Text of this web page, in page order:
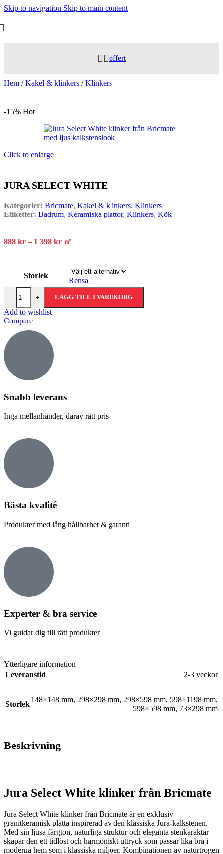
Skip to navigation Skip to main content
offert
Hem / Kakel & klinkers / Klinkers
-15% Hot
Click to enlarge
JURA SELECT WHITE
Kategorier: Bricmate, Kakel & klinkers, Klinkers
Etiketter: Badrum, Keramiska plattor, Klinkers, Kök
888 kr – 1 398 kr ㎡
Storlek
Rensa
- + LÄGG TILL I VARUKORG
Add to wishlist
Compare
Snabb leverans​
Inga mellanhänder, därav rätt pris
Bästa kvalité
Produkter med lång hållbarhet & garanti
Experter & bra service
Vi guidar dig till rätt produkter
Ytterligare information
Leveranstid
2-3 veckor
Storlek
148×148 mm, 298×298 mm, 298×598 mm, 598×1198 mm,
598×598 mm, 73×298 mm
Beskrivning
Jura Select White klinker från Bricmate
Jura Select White klinker från Bricmate är en exklusiv
granitkeramisk platta inspirerad av den klassiska Jura-kalkstenen.
Med sin ljusa färgton, naturliga struktur och eleganta stenkaraktär
skapar den ett tidlöst och harmoniskt uttryck som passar lika bra i
moderna hem som i klassiska miljöer. Kombinationen av naturtrogen